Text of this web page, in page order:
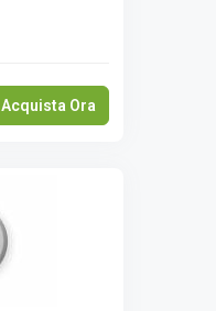
Acquista Ora